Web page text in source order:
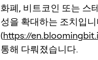
화폐, 비트코인 또는 스
성을 확대하는 조치입
(https://
통해 다뤄졌습니다.